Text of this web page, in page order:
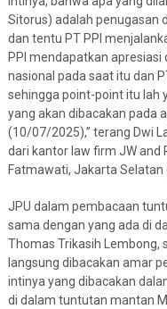
Sitorus) adalah penugasan
dan tentu PT PPI
PPI mendapatkan
nasional pada saat itu dan
sehingga point-point itu lah
yang akan dibacakan pada
(10/07/2025),” terang Dwi
dari kantor law firm JW and
Fatmawati, Jakarta Selatan
JPU dalam pembacaan
sama dengan yang ada di
Thomas Trikasih Lembong,
langsung dibacakan amar
intinya yang dibacakan
di dalam tuntutan mantan